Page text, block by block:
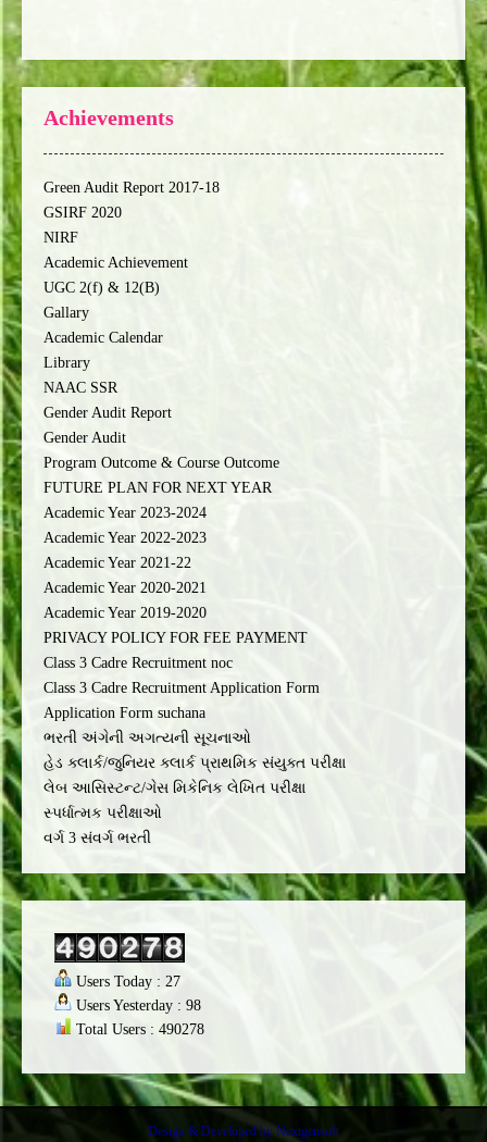
Achievements
Green Audit Report 2017-18
GSIRF 2020
NIRF
Academic Achievement
UGC 2(f) & 12(B)
Gallary
Academic Calendar
Library
NAAC SSR
Gender Audit Report
Gender Audit
Program Outcome & Course Outcome
FUTURE PLAN FOR NEXT YEAR
Academic Year 2023-2024
Academic Year 2022-2023
Academic Year 2021-22
Academic Year 2020-2021
Academic Year 2019-2020
PRIVACY POLICY FOR FEE PAYMENT
Class 3 Cadre Recruitment noc
Class 3 Cadre Recruitment Application Form
Application Form suchana
ભરતી અંગેની અગત્યની સૂચનાઓ
હેડ ક્લાર્ક/જુનિયર ક્લાર્ક પ્રાથમિક સંયુક્ત પરીક્ષા
લેબ આસિસ્ટન્ટ/ગેસ મિકેનિક લેખિત પરીક્ષા
સ્પર્ધાત્મક પરીક્ષાઓ
વર્ગ 3 સંવર્ગ ભરતી
Users Today : 27
Users Yesterday : 98
Total Users : 490278
Design & Developed by Nextgensoft